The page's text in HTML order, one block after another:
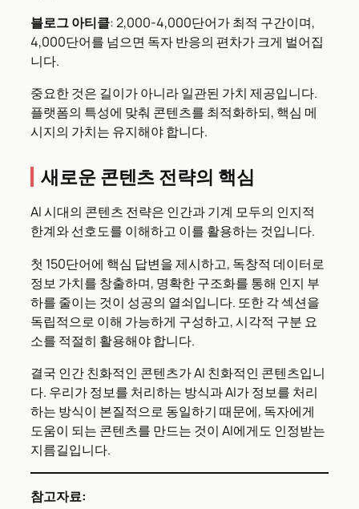
블로그 아티클: 2,000-4,000단어가 최적 구간이며,
4,000단어를 넘으면 독자 반응의 편차가 크게 벌어집
니다.
중요한 것은 길이가 아니라 일관된 가치 제공입니다.
플랫폼의 특성에 맞춰 콘텐츠를 최적화하되, 핵심 메
시지의 가치는 유지해야 합니다.
새로운 콘텐츠 전략의 핵심
AI 시대의 콘텐츠 전략은 인간과 기계 모두의 인지적
한계와 선호도를 이해하고 이를 활용하는 것입니다.
첫 150단어에 핵심 답변을 제시하고, 독창적 데이터로
정보 가치를 창출하며, 명확한 구조화를 통해 인지 부
하를 줄이는 것이 성공의 열쇠입니다. 또한 각 섹션을
독립적으로 이해 가능하게 구성하고, 시각적 구분 요
소를 적절히 활용해야 합니다.
결국 인간 친화적인 콘텐츠가 AI 친화적인 콘텐츠입니
다. 우리가 정보를 처리하는 방식과 AI가 정보를 처리
하는 방식이 본질적으로 동일하기 때문에, 독자에게
도움이 되는 콘텐츠를 만드는 것이 AI에게도 인정받는
지름길입니다.
참고자료: